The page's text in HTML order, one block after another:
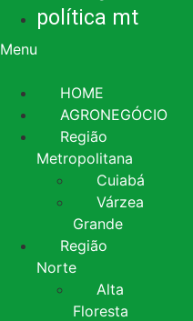
política mt
Menu
HOME
AGRONEGÓCIO
Região
Metropolitana
Cuiabá
Várzea
Grande
Região
Norte
Alta
Floresta